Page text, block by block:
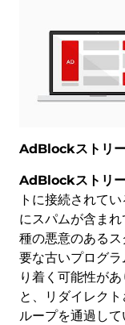
AdBlockストリ
AdBlockストリ
トに接続されて
にスパムが含ま
種の悪意のある
要な古いプログ
り着く可能性が
と、リダイレク
ループを通過し